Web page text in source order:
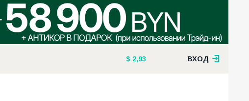
2,93 ВХОД